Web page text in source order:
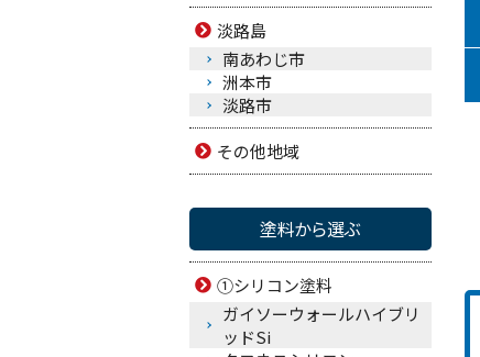
淡路島
南あわじ市
洲本市
淡路市
その他地域
塗料から選ぶ
①シリコン塗料
ガイソーウォールハイブリ
ッドSi